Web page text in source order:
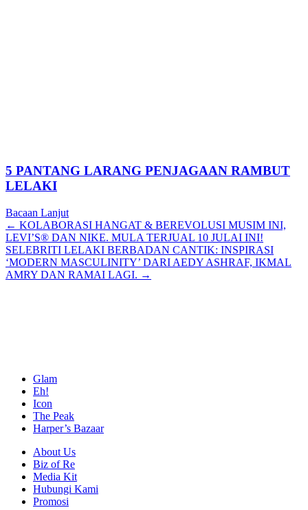
5 PANTANG LARANG PENJAGAAN RAMBUT
LELAKI
Bacaan Lanjut
Posts
navigation
← KOLABORASI HANGAT & BEREVOLUSI MUSIM INI,
LEVI’S® DAN NIKE. MULA TERJUAL 10 JULAI INI!
SELEBRITI LELAKI BERBADAN CANTIK: INSPIRASI
‘MODERN MASCULINITY’ DARI AEDY ASHRAF, IKMAL
AMRY DAN RAMAI LAGI. →
Glam
Eh!
Icon
The Peak
Harper’s Bazaar
About Us
Biz of Re
Media Kit
Hubungi Kami
Promosi